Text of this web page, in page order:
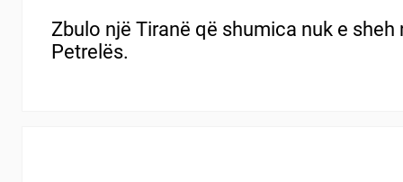
Zbulo një Tiranë që shumica nuk e
Petrelës.